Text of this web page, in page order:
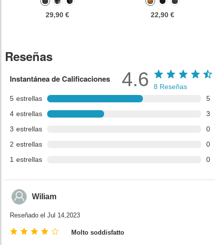
29,90 € 22,90 €
Reseñas
Instantánea de Calificaciones
5 estrellas
5
4 estrellas
3
3 estrellas
0
2 estrellas
0
1 estrellas 0
4.6 8 Reseñas
Wiliam
Reseñado el Jul 14,2023
Molto soddisfatto